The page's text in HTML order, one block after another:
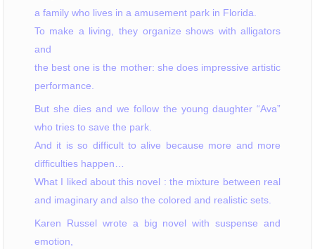
a family who lives in a amusement park in Florida.
To make a living, they organize shows with alligators
and
the best one is the mother: she does impressive artistic
performance.
But she dies and we follow the young daughter “Ava”
who tries to save the park.
And it is so difficult to alive because more and more
difficulties happen…
What I liked about this novel : the mixture between real
and imaginary and also the colored and realistic sets.
Karen Russel wrote a big novel with suspense and
emotion,